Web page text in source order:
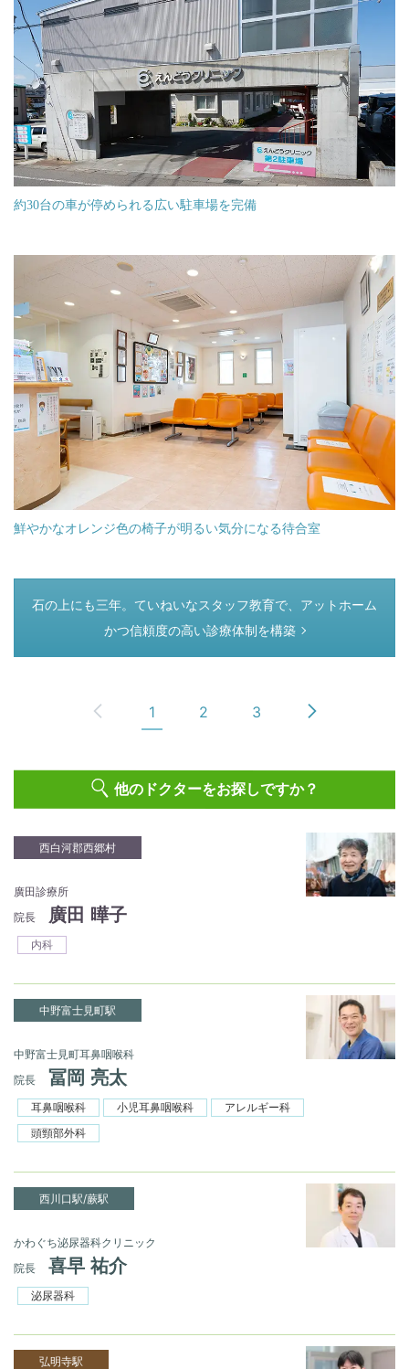
約30台の車が停められる広い駐車場を完備
鮮やかなオレンジ色の椅子が明るい気分になる待合室
つぎのページ
石の上にも三年。ていねいなスタッフ教育で、アットホーム
かつ信頼度の高い診療体制を構築
1 2 3
他のドクターをお探しですか？
西白河郡西郷村
廣田診療所
院長
廣田 曄子
内科
中野富士見町駅
中野富士見町耳鼻咽喉科
院長
冨岡 亮太
耳鼻咽喉科 小児耳鼻咽喉科
アレルギー科
頭頸部外科
西川口駅/蕨駅
かわぐち泌尿器科クリニック
院長
喜早 祐介
泌尿器科
弘明寺駅